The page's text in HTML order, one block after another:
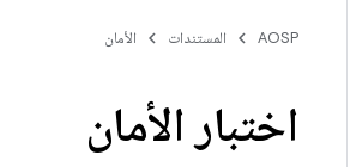
AOSP المستندات الأمان
اختبار الأمان